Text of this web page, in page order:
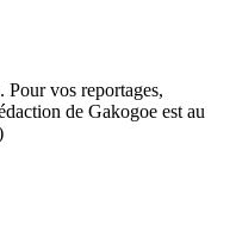
Pour vos reportages,
de Gakogoe est au